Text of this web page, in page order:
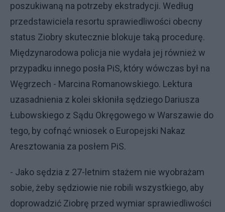
poszukiwaną na potrzeby ekstradycji. Według
przedstawiciela resortu sprawiedliwości obecny
status Ziobry skutecznie blokuje taką procedurę.
Międzynarodowa policja nie wydała jej również w
przypadku innego posła PiS, który wówczas był na
Węgrzech - Marcina Romanowskiego. Lektura
uzasadnienia z kolei skłoniła sędziego Dariusza
Łubowskiego z Sądu Okręgowego w Warszawie do
tego, by cofnąć wniosek o Europejski Nakaz
Aresztowania za posłem PiS.
- Jako sędzia z 27-letnim stażem nie wyobrażam
sobie, żeby sędziowie nie robili wszystkiego, aby
doprowadzić Ziobrę przed wymiar sprawiedliwości